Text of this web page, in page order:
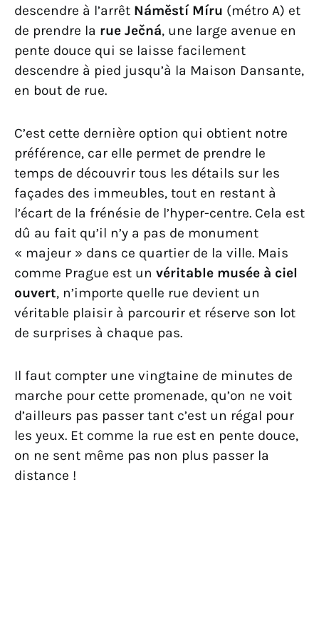
descendre à l’arrêt Náměstí Míru (métro A) et
de prendre la rue Ječná, une large avenue en
pente douce qui se laisse facilement
descendre à pied jusqu’à la Maison Dansante,
en bout de rue.
C’est cette dernière option qui obtient notre
préférence, car elle permet de prendre le
temps de découvrir tous les détails sur les
façades des immeubles, tout en restant à
l’écart de la frénésie de l’hyper-centre. Cela est
dû au fait qu’il n’y a pas de monument
« majeur » dans ce quartier de la ville. Mais
comme Prague est un véritable musée à ciel
ouvert, n’importe quelle rue devient un
véritable plaisir à parcourir et réserve son lot
de surprises à chaque pas.
Il faut compter une vingtaine de minutes de
marche pour cette promenade, qu’on ne voit
d’ailleurs pas passer tant c’est un régal pour
les yeux. Et comme la rue est en pente douce,
on ne sent même pas non plus passer la
distance !